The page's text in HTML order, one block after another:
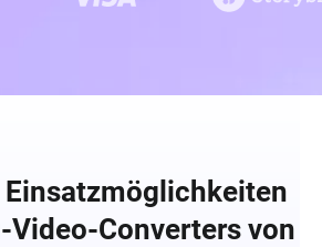
Einsatzmöglichkeiten
Video-Converters von